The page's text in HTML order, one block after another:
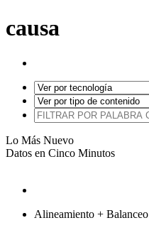
causa
Lo Más Nuevo
Datos en Cinco Minutos
Alineamiento + Balanceo